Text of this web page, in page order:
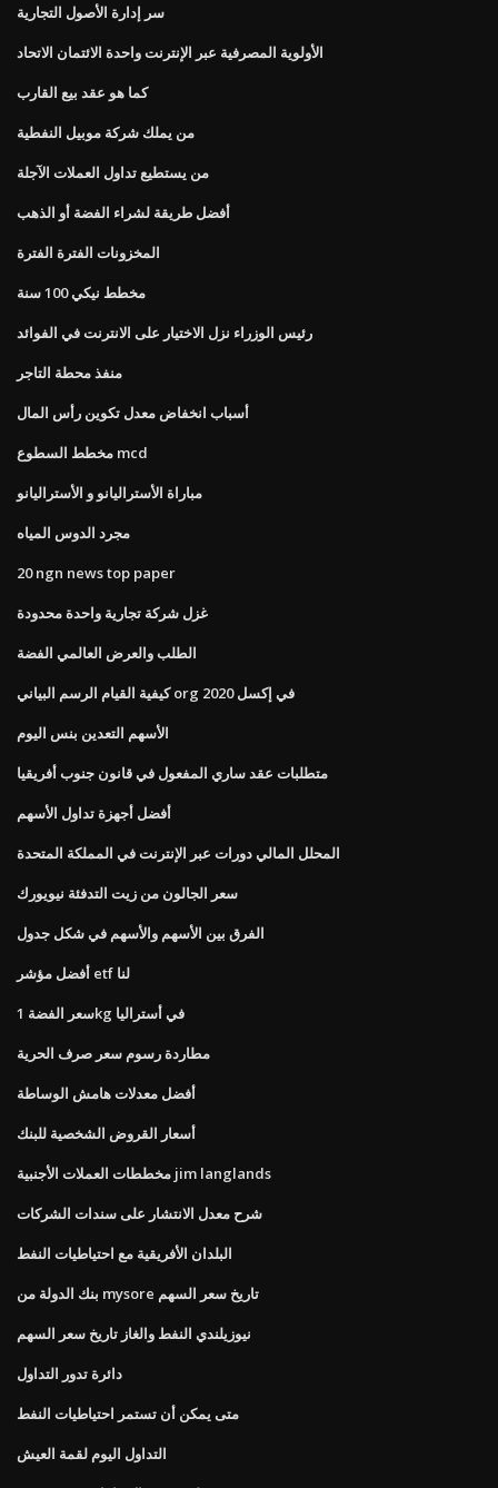
سر إدارة الأصول التجارية
الأولوية المصرفية عبر الإنترنت واحدة الائتمان الاتحاد
كما هو عقد بيع القارب
من يملك شركة موبيل النفطية
من يستطيع تداول العملات الآجلة
أفضل طريقة لشراء الفضة أو الذهب
المخزونات الفترة الفترة
مخطط نيكي 100 سنة
رئيس الوزراء نزل الاختيار على الانترنت في الفوائد
منفذ محطة التاجر
أسباب انخفاض معدل تكوين رأس المال
مخطط السطوع mcd
مباراة الأستراليانو و الأستراليانو
مجرد الدوس المياه
20 ngn news top paper
غزل شركة تجارية واحدة محدودة
الطلب والعرض العالمي الفضة
كيفية القيام الرسم البياني org في إكسل 2020
الأسهم التعدين بنس اليوم
متطلبات عقد ساري المفعول في قانون جنوب أفريقيا
أفضل أجهزة تداول الأسهم
المحلل المالي دورات عبر الإنترنت في المملكة المتحدة
سعر الجالون من زيت التدفئة نيويورك
الفرق بين الأسهم والأسهم في شكل جدول
أفضل مؤشر etf لنا
سعر الفضة 1kg في أستراليا
مطاردة رسوم سعر صرف الحرية
أفضل معدلات هامش الوساطة
أسعار القروض الشخصية للبنك
مخططات العملات الأجنبية jim langlands
شرح معدل الانتشار على سندات الشركات
البلدان الأفريقية مع احتياطيات النفط
بنك الدولة من mysore تاريخ سعر السهم
نيوزيلندي النفط والغاز تاريخ سعر السهم
دائرة تدور التداول
متى يمكن أن تستمر احتياطيات النفط
التداول اليوم لقمة العيش